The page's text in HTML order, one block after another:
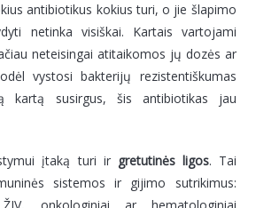
antibiotikus kokius turi, o jie šlapimo
netinka visiškai. Kartais vartojami
neteisingai atitaikomos jų dozės ar
vystosi bakterijų rezistentiškumas
kartą susirgus, šis antibiotikas jau
įtaką turi ir gretutinės ligos. Tai
sistemos ir gijimo sutrikimus: